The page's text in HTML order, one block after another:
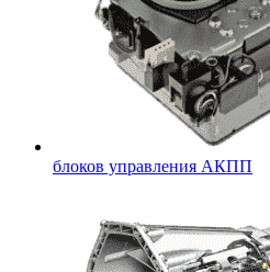
блоков управления АКПП